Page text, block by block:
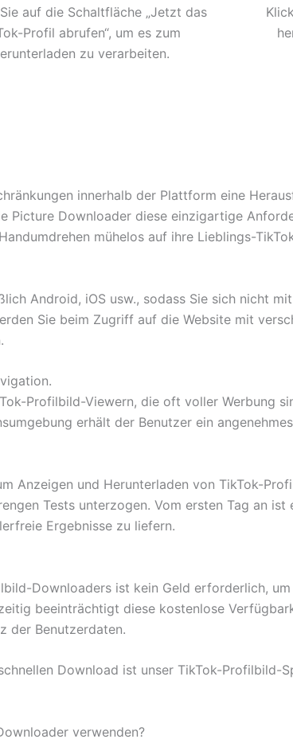
auf die Schaltfläche „Jetzt das
Profil abrufen“, um es zum
zu verarbeiten.
innerhalb der Plattform eine
Picture Downloader diese einzigartige
mühelos auf ihre Lieblings-
Android, iOS usw., sodass Sie sich nicht
Sie beim Zugriff auf die Website mit
Profilbild-Viewern, die oft voller Werbung
erhält der Benutzer ein
Anzeigen und Herunterladen von TikTok-
Tests unterzogen. Vom ersten Tag an ist
Ergebnisse zu liefern.
Downloaders ist kein Geld erforderlich,
beeinträchtigt diese kostenlose
der Benutzerdaten.
Download ist unser TikTok-Profilbild-
verwenden?